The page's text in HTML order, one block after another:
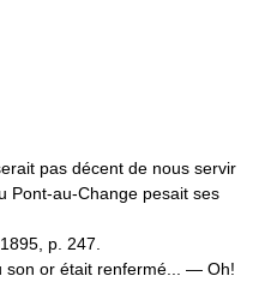
pas décent de nous servir
Pont-au-Change pesait ses
1895, p. 247.
son or était renfermé... — Oh!